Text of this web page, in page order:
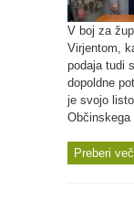
V boj za
Virjentom,
podaja tudi
dopoldne
je svojo
Preberi